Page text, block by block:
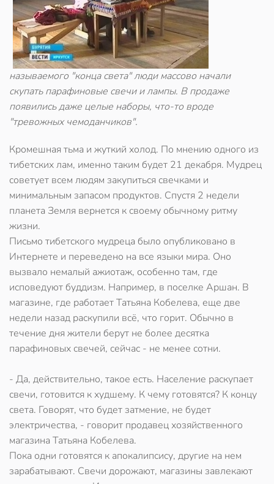
называемого "конца света" люди массово начали
скупать парафиновые свечи и лампы. В продаже
появились даже целые наборы, что-то вроде
"тревожных чемоданчиков".
Кромешная тьма и жуткий холод. По мнению одного из
тибетских лам, именно таким будет 21 декабря. Мудрец
советует всем людям закупиться свечками и
минимальным запасом продуктов. Спустя 2 недели
планета Земля вернется к своему обычному ритму
жизни.
Письмо тибетского мудреца было опубликовано в
Интернете и переведено на все языки мира. Оно
вызвало немалый ажиотаж, особенно там, где
исповедуют буддизм. Например, в поселке Аршан. В
магазине, где работает Татьяна Кобелева, еще две
недели назад раскупили всё, что горит. Обычно в
течение дня жители берут не более десятка
парафиновых свечей, сейчас - не менее сотни.
- Да, действительно, такое есть. Население раскупает
свечи, готовится к худшему. К чему готовятся? К концу
света. Говорят, что будет затмение, не будет
электричества, - говорит продавец хозяйственного
магазина Татьяна Кобелева.
Пока одни готовятся к апокалипсису, другие на нем
зарабатывают. Свечи дорожают, магазины завлекают